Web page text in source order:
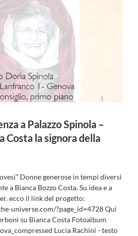
a Palazzo Spinola –
Costa la signora della
Donne generose in tempi diversi
a Bianca Bozzo Costa. Su idea e a
ecco il link del progetto:
universe.com/?page_id=4728 Qui
su Bianca Costa Fotoalbum
Lucia Rachini - testo